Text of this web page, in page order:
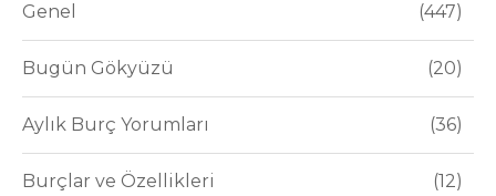
Genel 447
Bugün Gökyüzü 20
Aylık Burç Yorumları 36
Burçlar ve Özellikleri 12